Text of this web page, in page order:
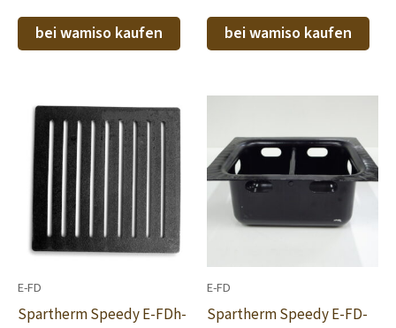
bei wamiso kaufen bei wamiso kaufen
E-FD
Spartherm Speedy E-FDh-
E-FD
Spartherm Speedy E-FD-